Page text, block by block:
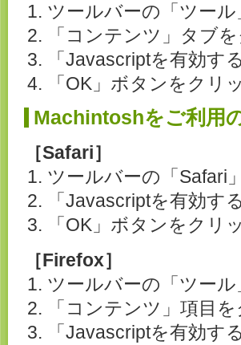
ツールバーの「ツー
「コンテンツ」タブ
「Javascriptを有効す
「OK」ボタンをクリ
Machintoshをご利用
［Safari］
ツールバーの「Safari
「Javascriptを有効す
「OK」ボタンをクリ
［Firefox］
ツールバーの「ツー
「コンテンツ」項目
「Javascriptを有効す